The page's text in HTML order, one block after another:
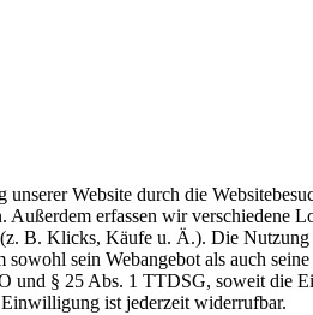
Website durch die
erfassen wir verschiedene
B. Klicks, Käufe u. Ä.). Die
sein Webangebot als auch
und § 25 Abs. 1 TTDSG, soweit die
ist jederzeit widerrufbar.